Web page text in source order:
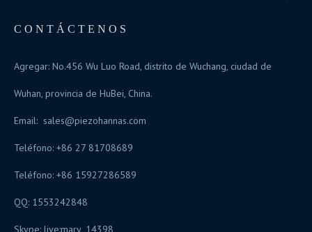
CONTÁCTENOS
Agregar: No.456 Wu Luo Road, distrito de Wuchang, ciudad de
Wuhan, provincia de HuBei, China.
Email: sales@piezohannas.com
Teléfono: +86 27 81708689
Teléfono: +86 15927286589
QQ: 1553242848
Skype: live:mary_14398